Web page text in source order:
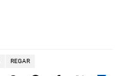
REGAR